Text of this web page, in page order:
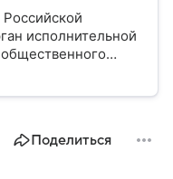
исполнительной
обеспечение
министерство, как
Поделиться